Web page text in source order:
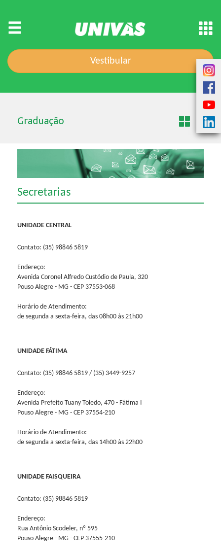
Vestibular
Graduação
Secretarias
UNIDADE CENTRAL
Contato: (35) 98846 5819
Endereço:
Avenida Coronel Alfredo Custódio de Paula, 320
Pouso Alegre - MG - CEP 37553-068
Horário de Atendimento:
de segunda a sexta-feira, das 08h00 às 21h00
UNIDADE FÁTIMA
Contato: (35) 98846 5819 / (35) 3449-9257
Endereço:
Avenida Prefeito Tuany Toledo, 470 - Fátima I
Pouso Alegre - MG - CEP 37554-210
Horário de Atendimento:
de segunda a sexta-feira, das 14h00 às 22h00
UNIDADE FAISQUEIRA
Contato: (35) 98846 5819
Endereço:
Rua Antônio Scodeler, nº 595
Pouso Alegre - MG - CEP 37555-210